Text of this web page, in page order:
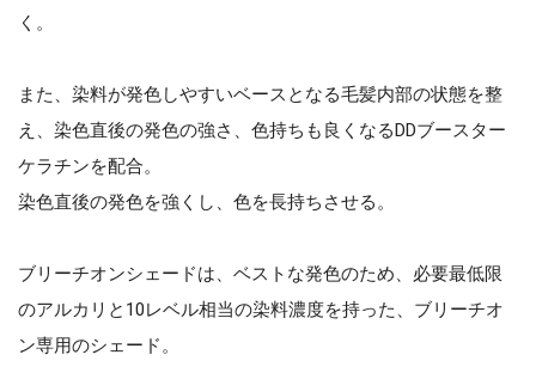
く。
また、染料が発色しやすいベースとなる毛髪内部の状態を整
え、染色直後の発色の強さ、色持ちも良くなるDDブースター
ケラチンを配合。
染色直後の発色を強くし、色を長持ちさせる。
ブリーチオンシェードは、ベストな発色のため、必要最低限
のアルカリと10レベル相当の染料濃度を持った、ブリーチオ
ン専用のシェード。